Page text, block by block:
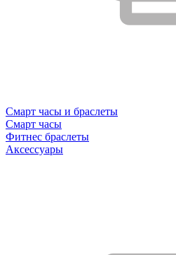
Смарт часы и браслеты
Смарт часы
Фитнес браслеты
Аксессуары